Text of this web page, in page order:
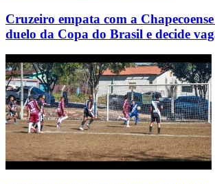
Cruzeiro empata com a
duelo da Copa do Brasil e decide